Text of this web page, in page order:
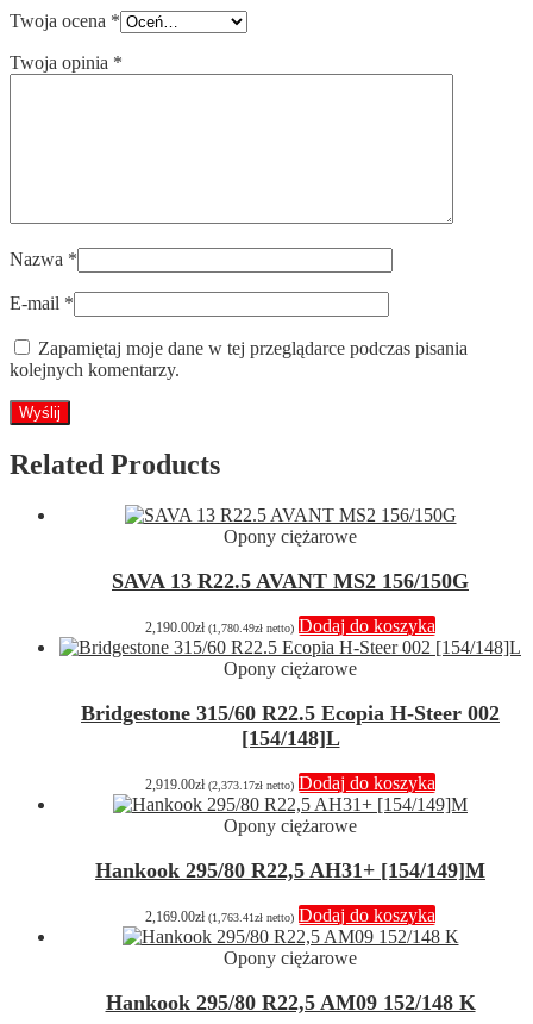
Twoja ocena *
Twoja opinia *
Nazwa *
E-mail *
Zapamiętaj moje dane w tej przeglądarce podczas pisania
kolejnych komentarzy.
Related Products
Opony ciężarowe
SAVA 13 R22.5 AVANT MS2 156/150G
2,190.00zł (1,780.49zł netto) Dodaj do koszyka
Opony ciężarowe
Bridgestone 315/60 R22.5 Ecopia H-Steer 002
[154/148]L
2,919.00zł (2,373.17zł netto) Dodaj do koszyka
Opony ciężarowe
Hankook 295/80 R22,5 AH31+ [154/149]M
2,169.00zł (1,763.41zł netto) Dodaj do koszyka
Opony ciężarowe
Hankook 295/80 R22,5 AM09 152/148 K